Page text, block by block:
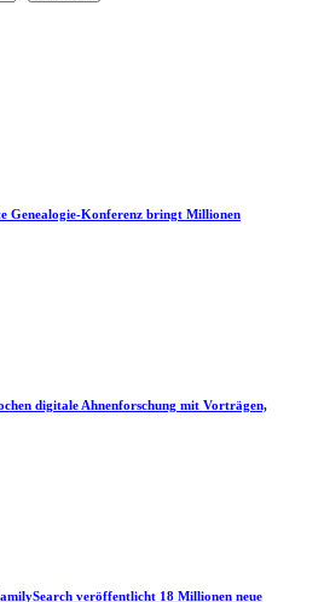
Genealogie-Konferenz bringt Millionen
digitale Ahnenforschung mit Vorträgen,
veröffentlicht 18 Millionen neue